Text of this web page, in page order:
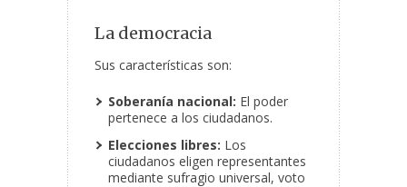
La democracia
Sus características son:
Soberanía nacional: El poder
pertenece a los ciudadanos.
Elecciones libres: Los
ciudadanos eligen representantes
mediante sufragio universal, voto